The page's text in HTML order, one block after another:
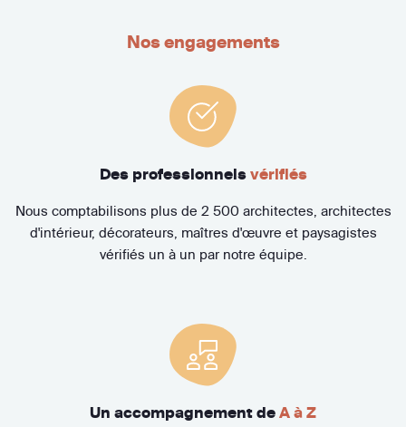
Nos engagements
Des professionnels vérifiés
Nous comptabilisons plus de 2 500 architectes, architectes
d'intérieur, décorateurs, maîtres d'œuvre et paysagistes
vérifiés un à un par notre équipe.
Un accompagnement de A à Z